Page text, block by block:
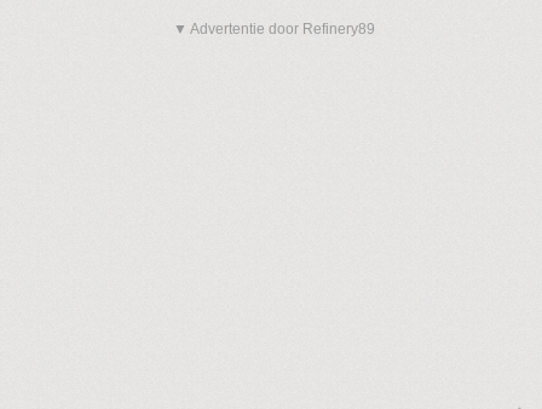
▼ Advertentie door Refinery89